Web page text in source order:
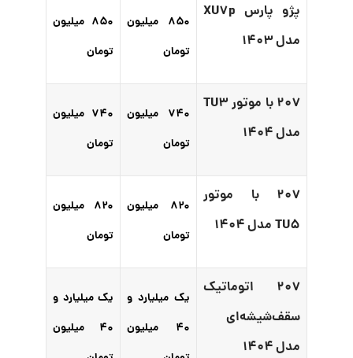
پژو پارس XU۷p
مدل ۱۴۰۳
۸۵۰ میلیون
تومان
۸۵۰ میلیون
تومان
۲۰۷ با موتور TU۳
مدل ۱۴۰۴
۷۴۰ میلیون
تومان
۷۴۰ میلیون
تومان
۲۰۷ با موتور
TU۵ مدل ۱۴۰۴
۸۲۰ میلیون
تومان
۸۲۰ میلیون
تومان
۲۰۷ اتوماتیک
سقف‌شیشه‌ای
مدل ۱۴۰۴
یک میلیارد و
۴۰ میلیون
یک میلیارد و
۴۰ میلیون